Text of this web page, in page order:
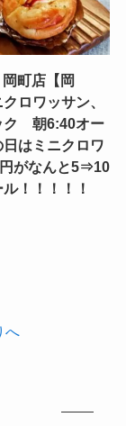
町店【岡
ロワッサン、
ク 朝6:40オー
はミニクロワ
がなんと5⇒10
！！！！！